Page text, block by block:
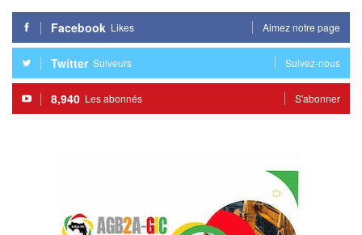
Facebook Likes Aimez notre page
Twitter Suiveurs Suivez-nous
8,940 Les abonnés S'abonner